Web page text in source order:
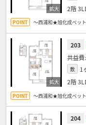
2階
～西浦和★旭化成ペッ
203
敷 1
2階
～西浦和★旭化成ペッ
204